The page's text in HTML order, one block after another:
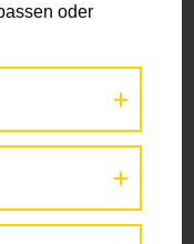
oder